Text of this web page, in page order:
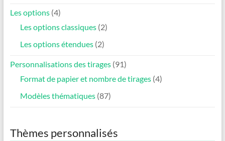
la
page
du
Les options (4)
Les options classiques (2)
Les options étendues (2)
Personnalisations des tirages (91)
Format de papier et nombre de tirages (4)
Modèles thématiques (87)
Thèmes personnalisés